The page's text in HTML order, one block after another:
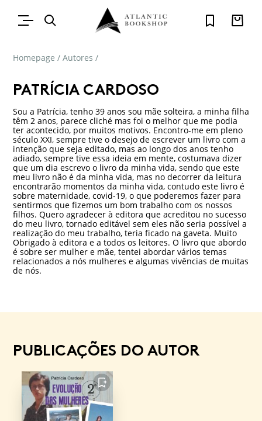
Homepage / Autores /
PATRÍCIA CARDOSO
Sou a Patrícia, tenho 39 anos sou mãe solteira, a minha filha
têm 2 anos, parece cliché mas foi o melhor que me podia
ter acontecido, por muitos motivos. Encontro-me em pleno
século XXI, sempre tive o de­sejo de escrever um livro com a
in­tenção que seja editado, mas ao lon­go dos anos tenho
adiado, sempre tive essa ideia em mente, costuma­va dizer
que um dia escrevo o livro da minha vida, sendo que este
meu livro não é da minha vida, mas no decorrer da leitura
encontrarão mo­mentos da minha vida, contudo este livro é
sobre maternidade, covid-19, o que poderemos fazer para
sentir­mos que fizemos um bom trabalho com os nossos
filhos. Quero agra­decer à editora que acreditou no su­cesso
do meu livro, tornado editável sem eles não seria possível a
realiza­ção do meu trabalho, teria ficado na gaveta. Muito
Obrigado à editora e a todos os leitores. O livro que abor­do
é sobre ser mulher e mãe, tentei abordar vários temas
relacionados a nós mulheres e algumas vivências de muitas
de nós.
PUBLICAÇÕES DO AUTOR
FAVORITO